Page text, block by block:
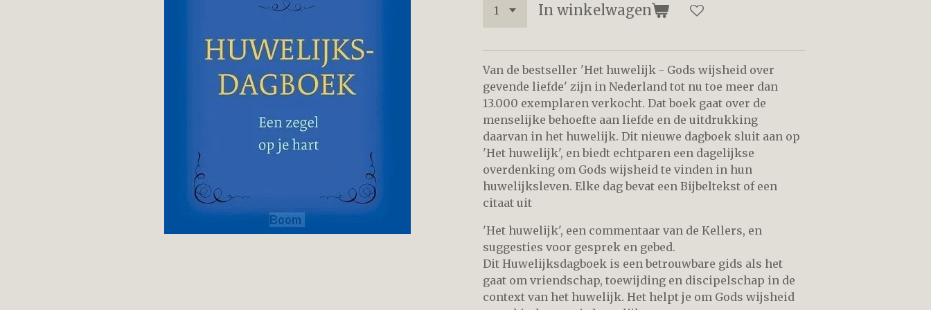
In winkelwagen
Van de bestseller 'Het huwelijk - Gods wijsheid over
gevende liefde' zijn in Nederland tot nu toe meer dan
13.000 exemplaren verkocht. Dat boek gaat over de
menselijke behoefte aan liefde en de uitdrukking
daarvan in het huwelijk. Dit nieuwe dagboek sluit aan op
'Het huwelijk', en biedt echtparen een dagelijkse
overdenking om Gods wijsheid te vinden in hun
huwelijksleven. Elke dag bevat een Bijbeltekst of een
citaat uit
'Het huwelijk', een commentaar van de Kellers, en
suggesties voor gesprek en gebed.
Dit Huwelijksdagboek is een betrouwbare gids als het
gaat om vriendschap, toewijding en discipelschap in de
context van het huwelijk. Het helpt je om Gods wijsheid